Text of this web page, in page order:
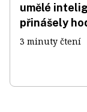
umělé
přinášely
3 minuty čtení